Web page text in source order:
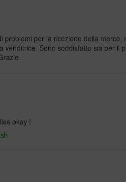
problemi per la ricezione della merce,
venditrice. Sono soddisfatto sia per il
okay !